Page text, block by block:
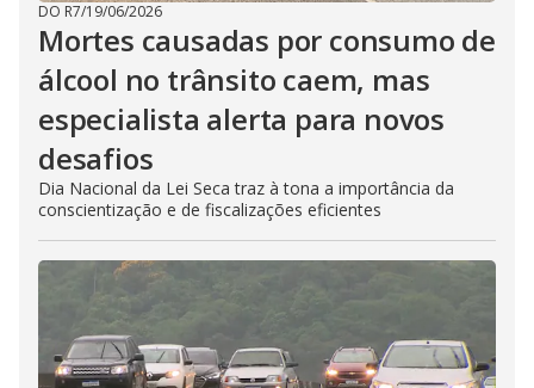
DO R7/19/06/2026
Mortes causadas por consumo de
álcool no trânsito caem, mas
especialista alerta para novos
desafios
Dia Nacional da Lei Seca traz à tona a importância da
conscientização e de fiscalizações eficientes